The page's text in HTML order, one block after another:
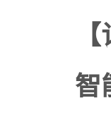
智